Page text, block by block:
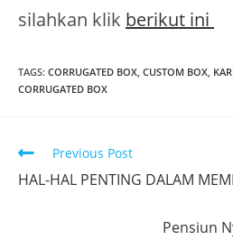
silahkan klik berikut ini
TAGS: CORRUGATED BOX, CUSTOM BOX,
CORRUGATED BOX
Previous Post
HAL-HAL PENTING DALAM
Pensiun